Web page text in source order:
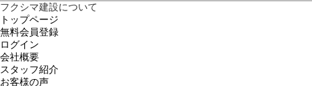
フクシマ建設について
トップページ
無料会員登録
ログイン
会社概要
スタッフ紹介
お客様の声